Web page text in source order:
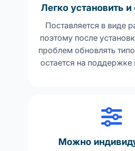
Легко установить и
Поставляется в виде
поэтому после
проблем обновлять
остается на поддержке
Можно